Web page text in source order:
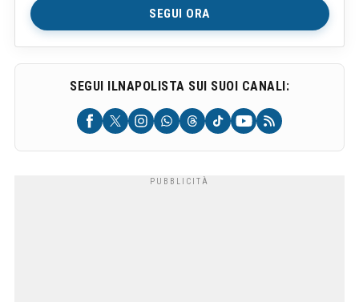
SEGUI ORA
SEGUI ILNAPOLISTA SUI SUOI CANALI: